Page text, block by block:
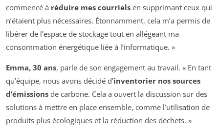
commencé à réduire mes courriels en supprimant ceux qui
n’étaient plus nécessaires. Étonnamment, cela m’a permis de
libérer de l’espace de stockage tout en allégeant ma
consommation énergétique liée à l’informatique. »
Emma, 30 ans, parle de son engagement au travail. « En tant
qu’équipe, nous avons décidé d’inventorier nos sources
d’émissions de carbone. Cela a ouvert la discussion sur des
solutions à mettre en place ensemble, comme l’utilisation de
produits plus écologiques et la réduction des déchets. »